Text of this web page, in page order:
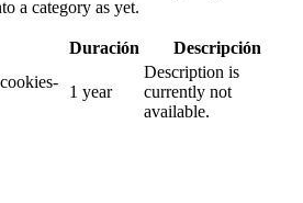
a category as yet.
Duración
Descripción
1 year
Description is
currently not
available.